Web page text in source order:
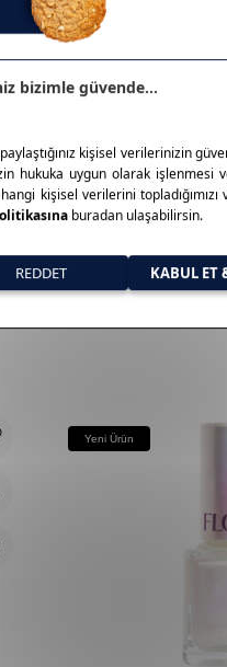
Yeni Ürün